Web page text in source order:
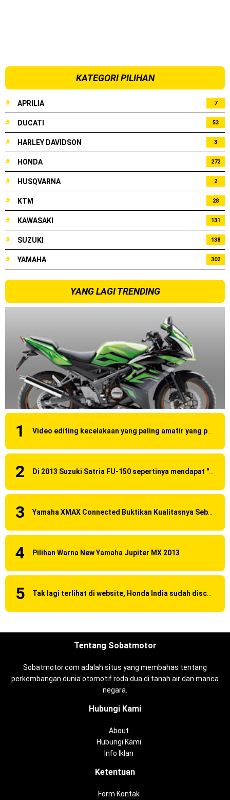
KATEGORI PILIHAN
# APRILIA 7
# DUCATI 53
# HARLEY DAVIDSON 3
# HONDA 272
# HUSQVARNA 2
# KTM 28
# KAWASAKI 131
# SUZUKI 138
# YAMAHA 302
YANG LAGI TRENDING
Pilihan Warna New Yamaha Jupiter MX 2013
Tentang Sobatmotor
Sobatmotor.com adalah situs yang membahas tentang
perkembangan dunia otomotif roda dua di tanah air dan manca
negara.
Hubungi Kami
About
Hubungi Kami
Info Iklan
Ketentuan
Form Kontak